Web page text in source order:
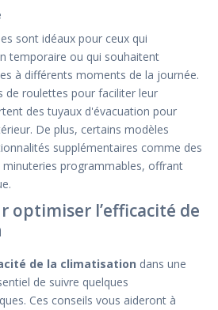
sont idéaux pour ceux qui
temporaire ou qui souhaitent
à différents moments de la journée.
de roulettes pour faciliter leur
des tuyaux d'évacuation pour
De plus, certains modèles
supplémentaires comme des
programmables, offrant
optimiser l’efficacité de
de la climatisation dans une
de suivre quelques
Ces conseils vous aideront à